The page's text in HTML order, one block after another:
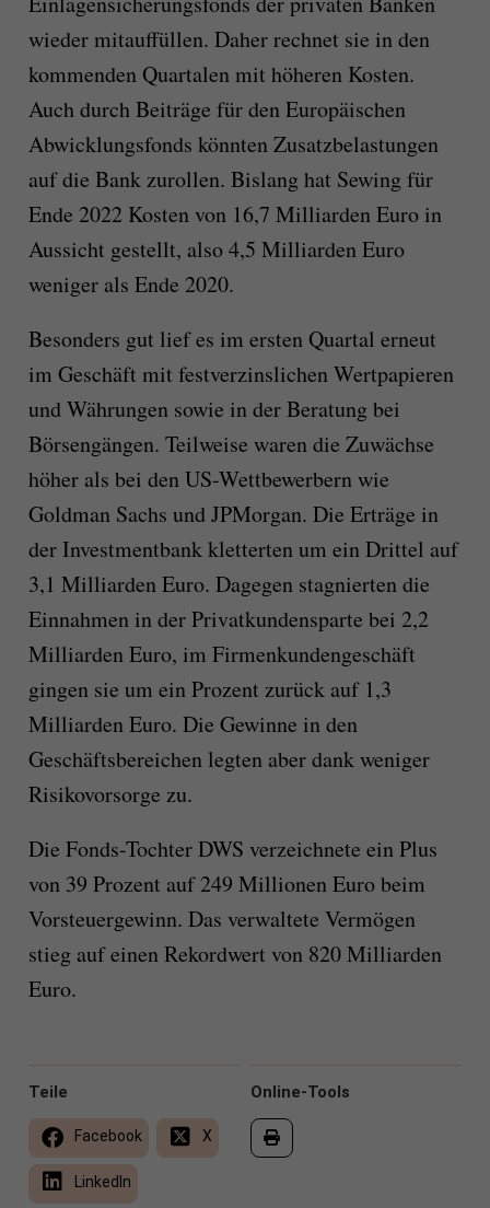
wieder mitauffüllen. Daher rechnet sie in den
kommenden Quartalen mit höheren Kosten.
Auch durch Beiträge für den Europäischen
Abwicklungsfonds könnten Zusatzbelastungen
auf die Bank zurollen. Bislang hat Sewing für
Ende 2022 Kosten von 16,7 Milliarden Euro in
Aussicht gestellt, also 4,5 Milliarden Euro
weniger als Ende 2020.
Besonders gut lief es im ersten Quartal erneut
im Geschäft mit festverzinslichen Wertpapieren
und Währungen sowie in der Beratung bei
Börsengängen. Teilweise waren die Zuwächse
höher als bei den US-Wettbewerbern wie
Goldman Sachs und JPMorgan. Die Erträge in
der Investmentbank kletterten um ein Drittel auf
3,1 Milliarden Euro. Dagegen stagnierten die
Einnahmen in der Privatkundensparte bei 2,2
Milliarden Euro, im Firmenkundengeschäft
gingen sie um ein Prozent zurück auf 1,3
Milliarden Euro. Die Gewinne in den
Geschäftsbereichen legten aber dank weniger
Risikovorsorge zu.
Die Fonds-Tochter DWS verzeichnete ein Plus
von 39 Prozent auf 249 Millionen Euro beim
Vorsteuergewinn. Das verwaltete Vermögen
stieg auf einen Rekordwert von 820 Milliarden
Euro.
Online-Tools
Teile
Facebook X
LinkedIn